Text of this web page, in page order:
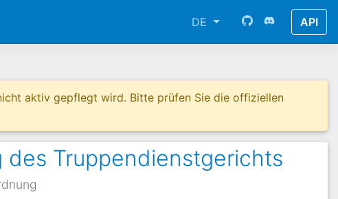
DE API
aktiv gepflegt wird. Bitte prüfen Sie die offiziellen
des Truppendienstgerichts